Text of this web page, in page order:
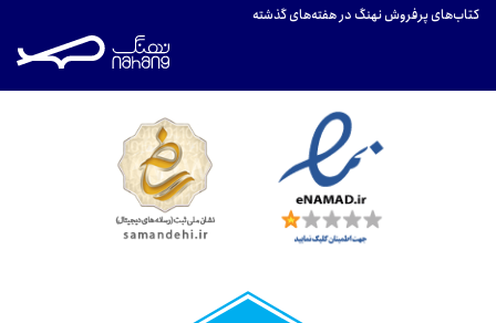
کتاب‌های پرفروش نهنگ در هفته‌های گذشته